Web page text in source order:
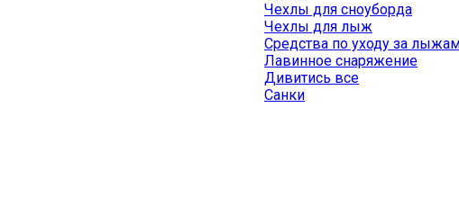
Чехлы для сноуборда
Чехлы для лыж
Средства по уходу за
Лавинное снаряжение
Дивитись все
Санки